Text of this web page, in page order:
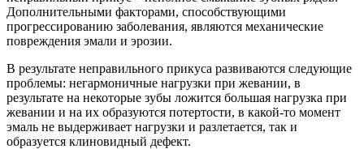
Дополнительными факторами, способствующими
прогрессированию заболевания, являются механические
повреждения эмали и эрозии.
В результате неправильного прикуса развиваются следующие
проблемы: негармоничные нагрузки при жевании, в
результате на некоторые зубы ложится большая нагрузка при
жевании и на их образуются потертости, в какой-то момент
эмаль не выдерживает нагрузки и разлетается, так и
образуется клиновидный дефект.